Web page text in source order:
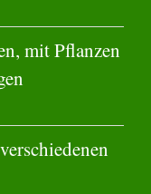
mit Pflanzen